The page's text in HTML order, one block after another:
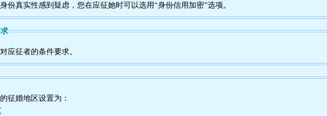
份真实性感到疑虑，您在应征她时可以选用“身份信用加密”选项。
应征者的条件要求。
征婚地区设置为：